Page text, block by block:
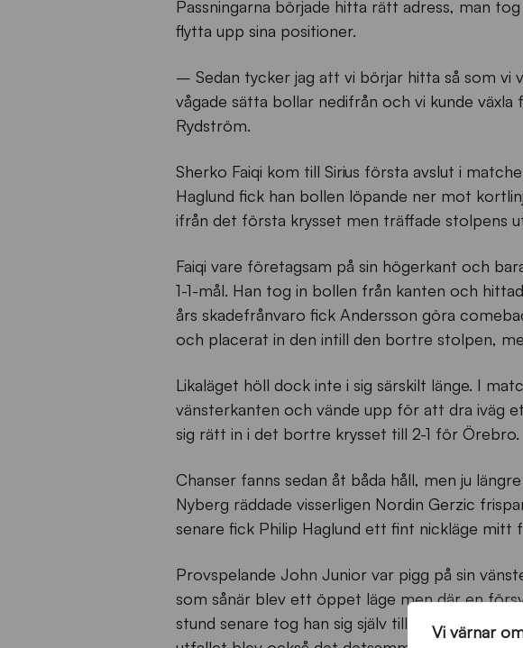
Vi värnar
Passningarna började hitta rätt adress, man
flytta upp sina positioner.
– Sedan tycker jag att vi börjar hitta så som vi
vågade sätta bollar nedifrån och vi kunde
Rydström.
Sherko Faiqi kom till Sirius första avslut i
Haglund fick han bollen löpande ner mot
ifrån det första krysset men träffade stolpens
Faiqi vare företagsam på sin högerkant och
1-1-mål. Han tog in bollen från kanten och
års skadefrånvaro fick Andersson göra
och placerat in den intill den bortre stolpen,
Likaläget höll dock inte i sig särskilt länge. I
vänsterkanten och vände upp för att dra iväg
sig rätt in i det bortre krysset till 2-1 för Örebro.
Chanser fanns sedan åt båda håll, men ju
Nyberg räddade visserligen Nordin Gerzic
senare fick Philip Haglund ett fint nickläge
Provspelande John Junior var pigg på sin
som sånär blev ett öppet läge men där en
stund senare tog han sig själv till ett liknande